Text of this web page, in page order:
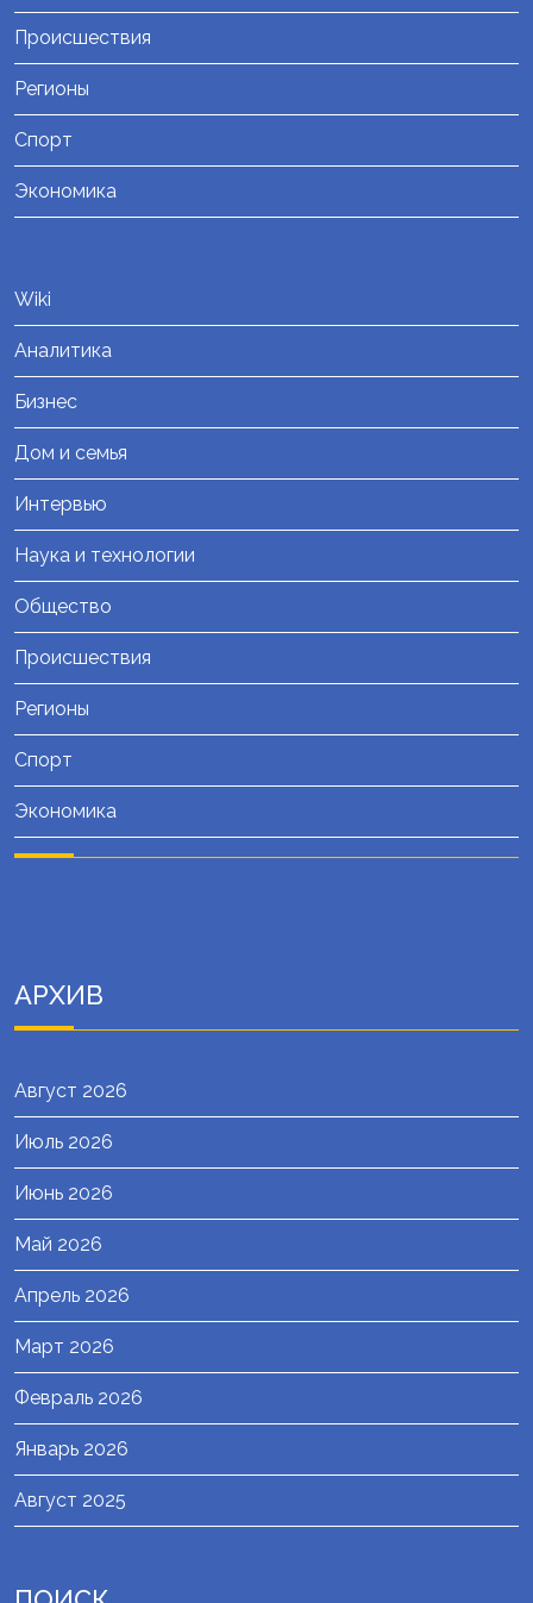
Происшествия
Регионы
Спорт
Экономика
Wiki
Аналитика
Бизнес
Дом и семья
Интервью
Наука и технологии
Общество
Происшествия
Регионы
Спорт
Экономика
АРХИВ
Август 2026
Июль 2026
Июнь 2026
Май 2026
Апрель 2026
Март 2026
Февраль 2026
Январь 2026
Август 2025